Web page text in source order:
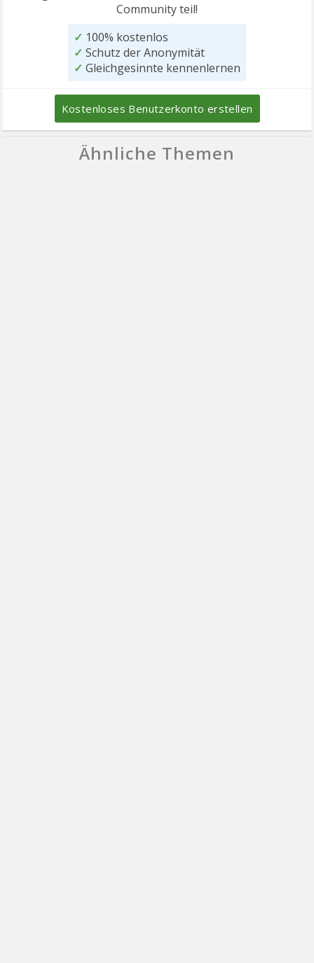
Community teil!
✓ 100% kostenlos
✓ Schutz der Anonymität
✓ Gleichgesinnte kennenlernen
Kostenloses Benutzerkonto erstellen
Ähnliche Themen